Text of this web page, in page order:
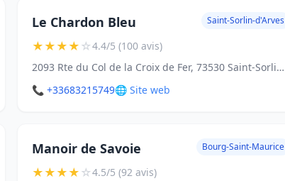
Le Chardon Bleu Saint-Sorlin-d'Arves
★★★★☆4.4/5 (100 avis)
2093 Rte du Col de la Croix de Fer, 73530 Saint-Sorlin-d'Arves
📞 +33683215749🌐 Site web
Manoir de Savoie Bourg-Saint-Maurice
★★★★☆4.5/5 (92 avis)